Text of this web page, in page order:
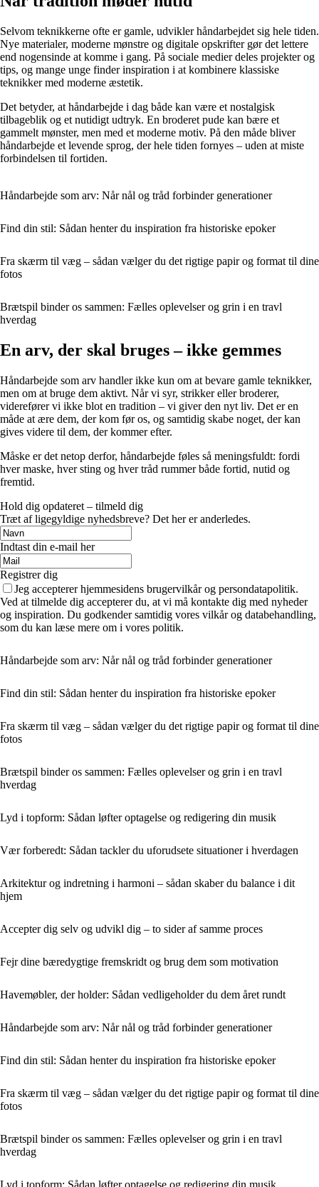
Selvom teknikkerne ofte er gamle, udvikler håndarbejdet sig hele tiden.
Nye materialer, moderne mønstre og digitale opskrifter gør det lettere
end nogensinde at komme i gang. På sociale medier deles projekter og
tips, og mange unge finder inspiration i at kombinere klassiske
teknikker med moderne æstetik.
Det betyder, at håndarbejde i dag både kan være et nostalgisk
tilbageblik og et nutidigt udtryk. En broderet pude kan bære et
gammelt mønster, men med et moderne motiv. På den måde bliver
håndarbejde et levende sprog, der hele tiden fornyes – uden at miste
forbindelsen til fortiden.
Håndarbejde som arv: Når nål og tråd forbinder generationer
Find din stil: Sådan henter du inspiration fra historiske epoker
Fra skærm til væg – sådan vælger du det rigtige papir og format til dine
fotos
Brætspil binder os sammen: Fælles oplevelser og grin i en travl
hverdag
En arv, der skal bruges – ikke gemmes
Håndarbejde som arv handler ikke kun om at bevare gamle teknikker,
men om at bruge dem aktivt. Når vi syr, strikker eller broderer,
viderefører vi ikke blot en tradition – vi giver den nyt liv. Det er en
måde at ære dem, der kom før os, og samtidig skabe noget, der kan
gives videre til dem, der kommer efter.
Måske er det netop derfor, håndarbejde føles så meningsfuldt: fordi
hver maske, hver sting og hver tråd rummer både fortid, nutid og
fremtid.
Hold dig opdateret – tilmeld dig
Træt af ligegyldige nyhedsbreve? Det her er anderledes.
Indtast din e-mail her
Registrer dig
Jeg accepterer hjemmesidens brugervilkår og persondatapolitik.
Ved at tilmelde dig accepterer du, at vi må kontakte dig med nyheder
og inspiration. Du godkender samtidig vores vilkår og databehandling,
som du kan læse mere om i vores politik.
Håndarbejde som arv: Når nål og tråd forbinder generationer
Find din stil: Sådan henter du inspiration fra historiske epoker
Fra skærm til væg – sådan vælger du det rigtige papir og format til dine
fotos
Brætspil binder os sammen: Fælles oplevelser og grin i en travl
hverdag
Lyd i topform: Sådan løfter optagelse og redigering din musik
Vær forberedt: Sådan tackler du uforudsete situationer i hverdagen
Arkitektur og indretning i harmoni – sådan skaber du balance i dit
hjem
Accepter dig selv og udvikl dig – to sider af samme proces
Fejr dine bæredygtige fremskridt og brug dem som motivation
Havemøbler, der holder: Sådan vedligeholder du dem året rundt
Håndarbejde som arv: Når nål og tråd forbinder generationer
Find din stil: Sådan henter du inspiration fra historiske epoker
Fra skærm til væg – sådan vælger du det rigtige papir og format til dine
fotos
Brætspil binder os sammen: Fælles oplevelser og grin i en travl
hverdag
Lyd i topform: Sådan løfter optagelse og redigering din musik